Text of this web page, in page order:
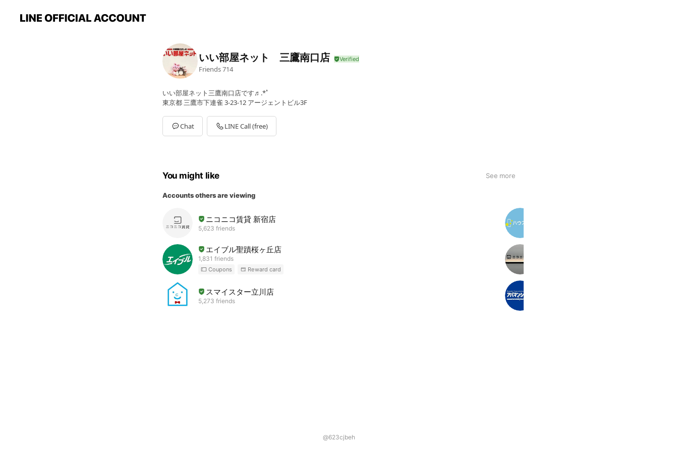
いい部屋ネット 三鷹南口店
Friends714
いい部屋ネット三鷹南口店です♬.*ﾟ
東京都 三鷹市下連雀 3-23-12 アージェントビル3F
Chat LINE Call (free)
You might like See more
Accounts others are viewing
ニコニコ賃貸 新宿店
5,623 friends
エイブル聖蹟桜ヶ丘店
1,831 friends
Coupons Reward card
スマイスター立川店
5,273 friends
@623cjbeh